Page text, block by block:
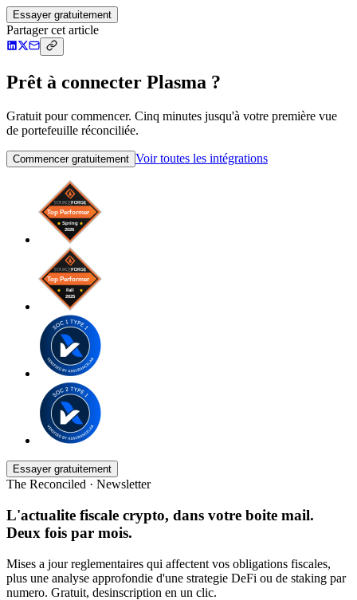
Essayer gratuitement
Partager cet article
Prêt à connecter Plasma ?
Gratuit pour commencer. Cinq minutes jusqu'à votre première vue
de portefeuille réconciliée.
Commencer gratuitement Voir toutes les intégrations
Essayer gratuitement
The Reconciled · Newsletter
L'actualite fiscale crypto, dans votre boite mail.
Deux fois par mois.
Mises a jour reglementaires qui affectent vos obligations fiscales,
plus une analyse approfondie d'une strategie DeFi ou de staking par
numero. Gratuit, desinscription en un clic.